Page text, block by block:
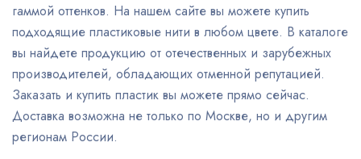
гаммой оттенков. На нашем сайте вы можете купить
подходящие пластиковые нити в любом цвете. В каталоге
вы найдете продукцию от отечественных и зарубежных
производителей, обладающих отменной репутацией.
Заказать и купить пластик вы можете прямо сейчас.
Доставка возможна не только по Москве, но и другим
регионам России.